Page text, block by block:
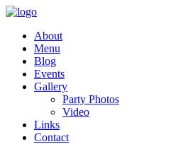
About
Menu
Blog
Events
Gallery
Party Photos
Video
Links
Contact